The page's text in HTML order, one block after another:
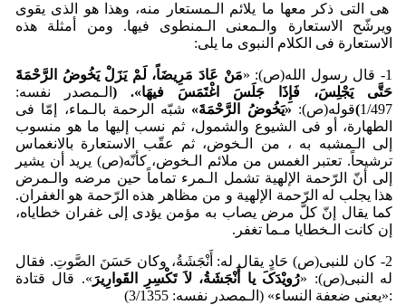
هی التی ذکر معها ما یلائم الـمستعار منه، وهذا هو الذی یقوی
ویرشّح الاستعارة والـمعنی الـمنطوی فیها. ومن أمثلة هذه
الاستعارة فی الکلام النبوی ما یلی:
1- قال رسول الله(ص): « مَن عَادَ مَرِیضَاً، لَم یَزَل یَخُوضُ الرَّحمَةَ
حَتَّی یَجلِسَ، فَإِذَا جَلَسَ اغتَمَسَ فیهَا». ( الـمصدر نفسه:
1/497
)قوله(ص): «یَخُوضُ الرَّحمَةَ» شبّه الرحمة بالـماء، إمّا فی
الطهارة، أو فی الشیوع والشمول، ثم نسب إلیها ما هو منسوب
إلی الـمشبه به ، من الـخوض، ثم عقّب الاستعارة بالانغماس
ترشیحاً. تعتبر الغمس من ملائم الـخوض، کأنّه(ص) یرید أن یشیر
إلی أنّ الرّحمة الإلهیة تشمل الـمرء تماماً حین مرضه والـمرض
هذا یجلب له الرّحمة الإلهیة و من مظاهر هذه الرّحمة هو الغفران.
کما یقال إنّ کلّ مرض یصاب به مؤمن یؤدی إلی غفران خطایاه،
إن کانت الـخطایا مـما تغفر.
2- کان للنبی(ص) حَادٍ یقال له: أَنْجَشَةُ، وکان حَسَنَ الصَّوتِ. فقال
له النبی(ص): «رُویدَکَ یا أَنجَشَةُ، لاَ تَکْسِرِ القَوارِیرَ». قال قتادة
:«یعنی ضعفة ‌النساء» (الـمصدر نفسه: 3/1355)